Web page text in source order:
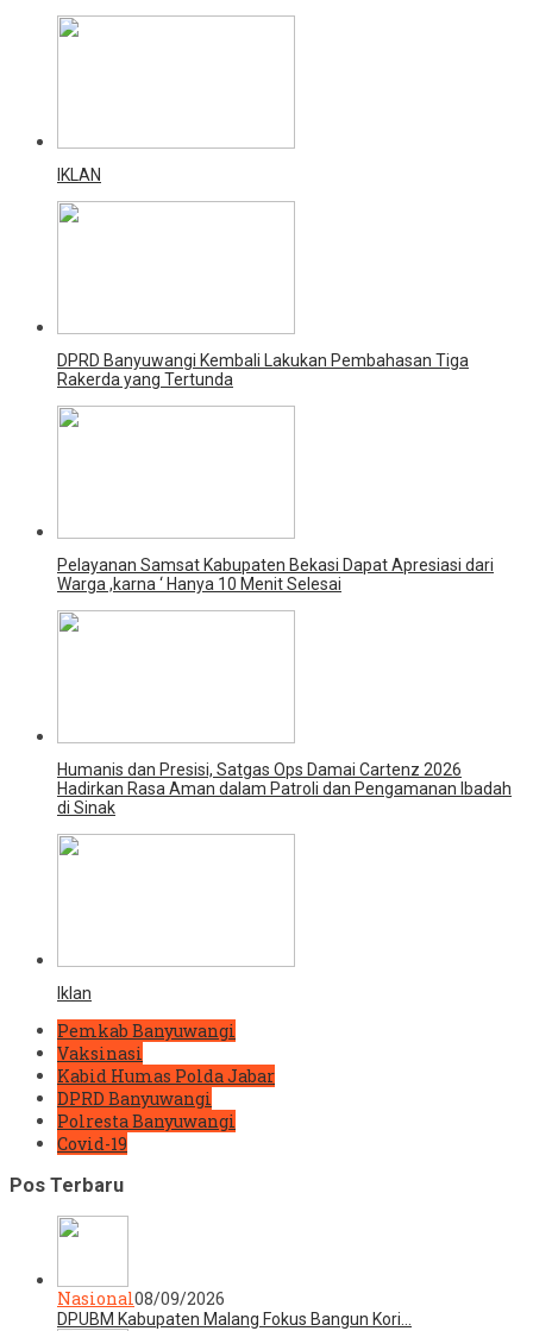
IKLAN
DPRD Banyuwangi Kembali Lakukan Pembahasan Tiga
Rakerda yang Tertunda
Pelayanan Samsat Kabupaten Bekasi Dapat Apresiasi dari
Warga ,karna ‘ Hanya 10 Menit Selesai
Humanis dan Presisi, Satgas Ops Damai Cartenz 2026
Hadirkan Rasa Aman dalam Patroli dan Pengamanan Ibadah
di Sinak
Iklan
Pemkab Banyuwangi
Vaksinasi
Kabid Humas Polda Jabar
DPRD Banyuwangi
Polresta Banyuwangi
Covid-19
Pos Terbaru
Nasional08/09/2026
DPUBM Kabupaten Malang Fokus Bangun Kori…